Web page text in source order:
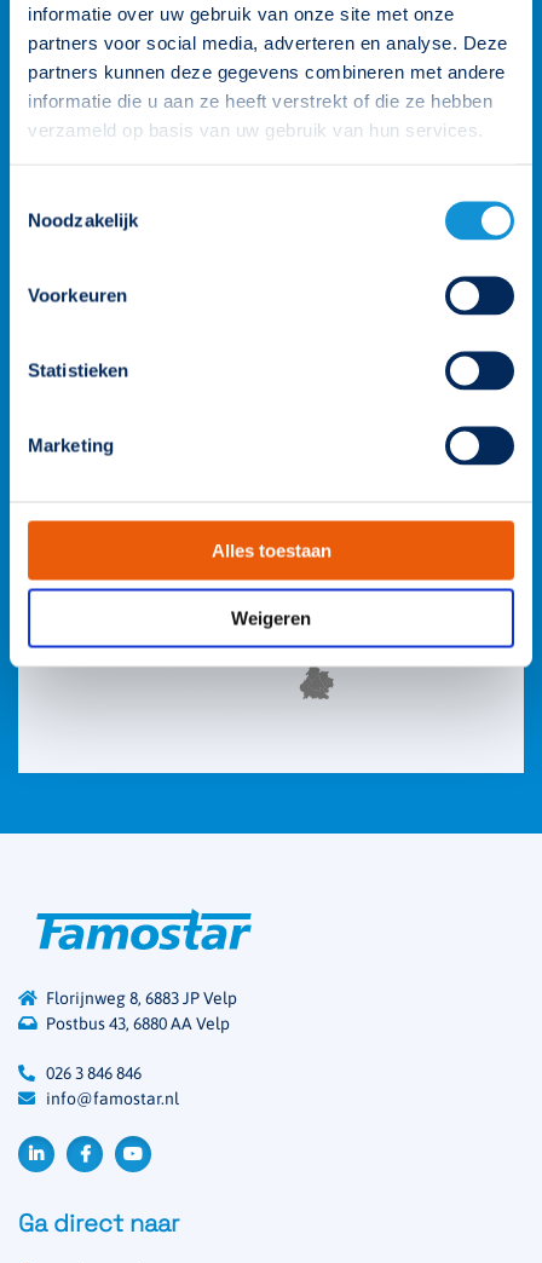
informatie over uw gebruik van onze site met onze
partners voor social media, adverteren en analyse. Deze
partners kunnen deze gegevens combineren met andere
informatie die u aan ze heeft verstrekt of die ze hebben
verzameld op basis van uw gebruik van hun services.
Noodzakelijk
Voorkeuren
Statistieken
Marketing
Alles toestaan
Weigeren
op.
026 3 846 846
info@famostar.nl
Neem contact op
Florijnweg 8, 6883 JP Velp
Postbus 43, 6880 AA Velp
026 3 846 846
info@famostar.nl
Ga direct naar